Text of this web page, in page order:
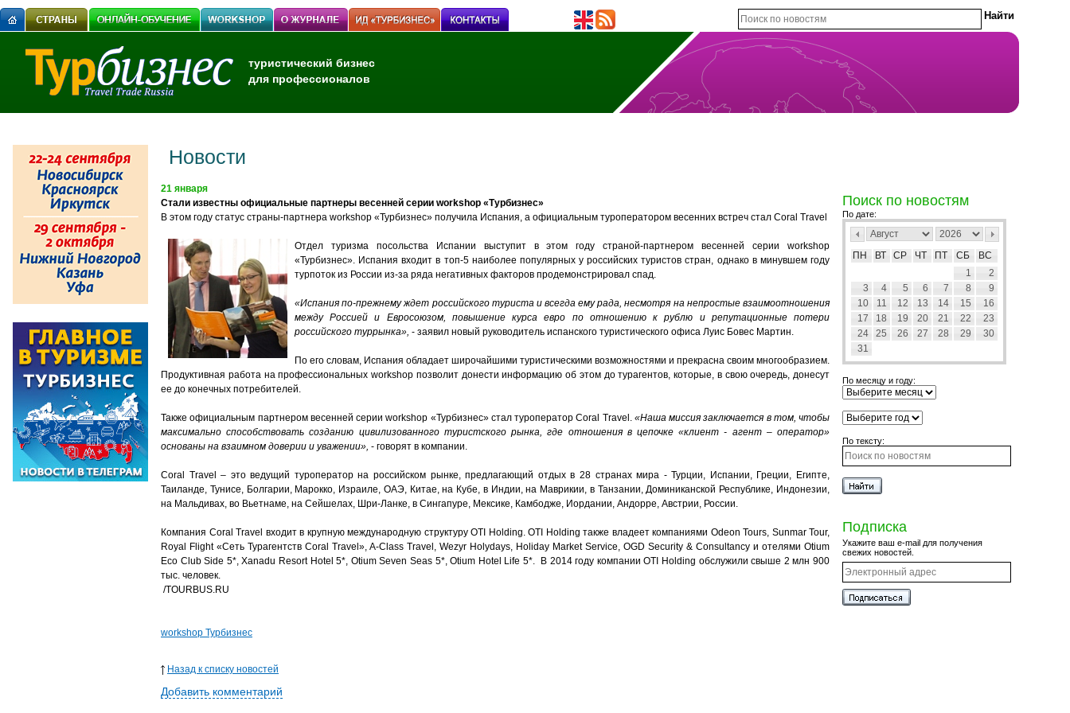
туристический бизнес
для профессионалов
Новости
21 января
Стали известны официальные партнеры весенней серии workshop «Турбизнес»
В этом году статус страны-партнера workshop «Турбизнес» получила Испания, а официальным туроператором весенних встреч стал Coral Travel
Отдел туризма посольства Испании выступит в этом году страной-партнером весенней серии workshop
«Турбизнес». Испания входит в топ-5 наиболее популярных у российских туристов стран, однако в минувшем году
турпоток из России из-за ряда негативных факторов продемонстрировал спад.
«Испания по-прежнему ждет российского туриста и всегда ему рада, несмотря на непростые взаимоотношения
между Россией и Евросоюзом, повышение курса евро по отношению к рублю и репутационные потери
российского туррынка», - заявил новый руководитель испанского туристического офиса Луис Бовес Мартин.
По его словам, Испания обладает широчайшими туристическими возможностями и прекрасна своим многообразием.
Продуктивная работа на профессиональных workshop позволит донести информацию об этом до турагентов, которые, в свою очередь, донесут
ее до конечных потребителей.
Также официальным партнером весенней серии workshop «Турбизнес» стал туроператор Coral Travel. «Наша миссия заключается в том, чтобы
максимально способствовать созданию цивилизованного туристского рынка, где отношения в цепочке «клиент - агент – оператор»
основаны на взаимном доверии и уважении», - говорят в компании.
Coral Travel – это ведущий туроператор на российском рынке, предлагающий отдых в 28 странах мира - Турции, Испании, Греции, Египте,
Таиланде, Тунисе, Болгарии, Марокко, Израиле, ОАЭ, Китае, на Кубе, в Индии, на Маврикии, в Танзании, Доминиканской Республике, Индонезии,
на Мальдивах, во Вьетнаме, на Сейшелах, Шри-Ланке, в Сингапуре, Мексике, Камбодже, Иордании, Андорре, Австрии, России.
Компания Coral Travel входит в крупную международную структуру OTI Holding. OTI Holding также владеет компаниями Odeon Tours, Sunmar Tour,
Royal Flight «Сеть Турагентств Coral Travel», A-Class Travel, Wezyr Holydays, Holiday Market Service, OGD Security & Consultancy и отелями Otium
Eco Club Side 5*, Xanadu Resort Hotel 5*, Otium Seven Seas 5*, Otium Hotel Life 5*. В 2014 году компании OTI Holding обслужили свыше 2 млн 900
тыс. человек.
/TOURBUS.RU
workshop Турбизнес
Назад к списку новостей
Добавить комментарий
Поиск по новостям
По дате:
ПН ВТ СР ЧТ ПТ СБ
ВС
1
2
3
4 5 6 7 8
9
10
11 12 13 14 15
16
17
18 19 20 21 22
23
24
25 26 27 28 29
30
31
По месяцу и году:
По тексту:
Подписка
Укажите ваш e-mail для получения
свежих новостей.